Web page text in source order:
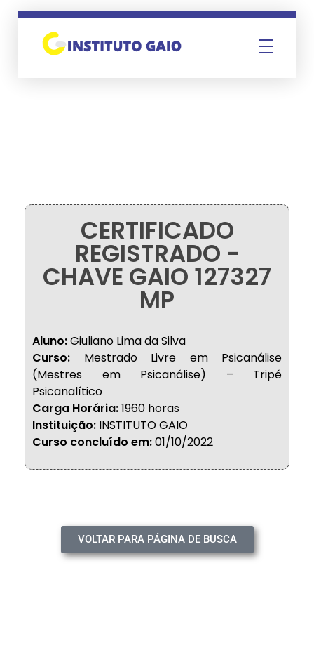
CERTIFICADO
REGISTRADO -
CHAVE GAIO 127327
MP
Aluno:Giuliano Lima da Silva
Curso: Mestrado Livre em Psicanálise
(Mestres em Psicanálise) – Tripé
Psicanalítico
Carga Horária:1960 horas
Instituição: INSTITUTO GAIO
Curso concluído em:01/10/2022
VOLTAR PARA PÁGINA DE BUSCA